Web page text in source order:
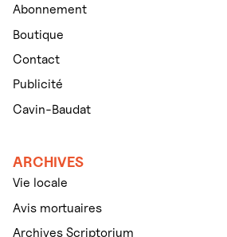
Abonnement
Boutique
Contact
Publicité
Cavin-Baudat
ARCHIVES
Vie locale
Avis mortuaires
Archives Scriptorium